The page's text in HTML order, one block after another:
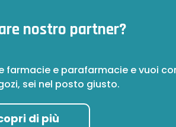
nostro partner?
farmacie e parafarmacie e vuoi
sei nel posto giusto.
di più